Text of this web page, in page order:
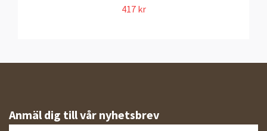
417 kr
Anmäl dig till vår nyhetsbrev